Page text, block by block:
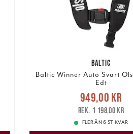
BALTIC
Baltic Winner Auto Svart
Edt
Nuvarande pris
949,00 krTidigare
1 198,00 kr
949,00 kr
1 198,00 kr
FLER ÄN 6 ST KVAR